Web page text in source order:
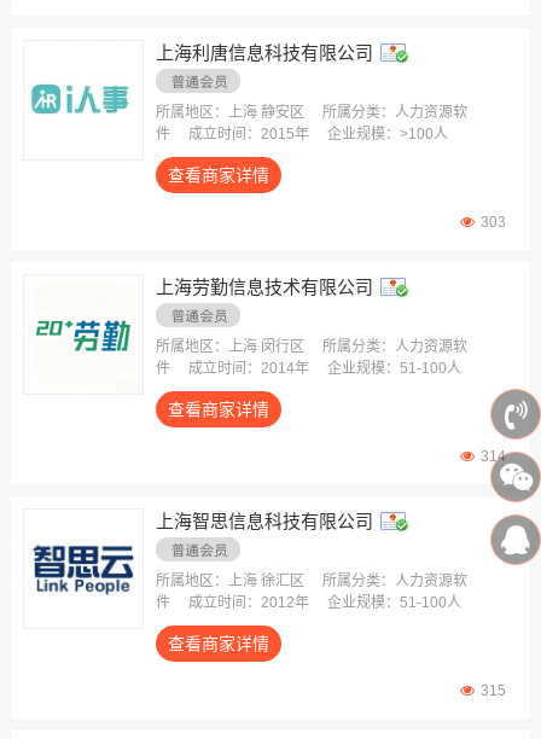
上海利唐信息科技有限公司
所属地区：上海 静安区
所属分类：人力资源软
件
成立时间：2015年 企业规模：>100人
查看商家详情
303
上海劳勤信息技术有限公司
所属地区：上海 闵行区
所属分类：人力资源软
件
成立时间：2014年 企业规模：51-100人
查看商家详情
314
上海智思信息科技有限公司
所属地区：上海 徐汇区
所属分类：人力资源软
件
成立时间：2012年 企业规模：51-100人
查看商家详情
315